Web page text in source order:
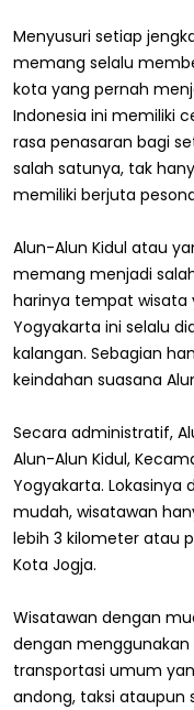
Menyusuri setiap
memang selalu
kota yang pernah
Indonesia ini memiliki
rasa penasaran bagi
salah satunya, tak
memiliki berjuta
Alun-Alun Kidul atau
memang menjadi
harinya tempat wisata
Yogyakarta ini selalu
kalangan. Sebagian
keindahan suasana
Secara administratif,
Alun-Alun Kidul,
Yogyakarta.
mudah, wisatawan
lebih 3 kilometer atau
Kota Jogja.
Wisatawan dengan
dengan menggunakan
transportasi umum
andong, taksi ataupun